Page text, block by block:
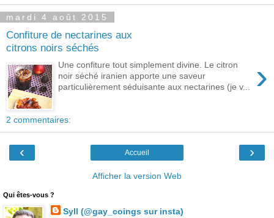
mardi 4 août 2015
Confiture de nectarines aux
citrons noirs séchés
›
Une confiture tout simplement divine. Le citron
noir séché iranien apporte une saveur
particulièrement séduisante aux nectarines (je v...
2 commentaires:
‹ ›
Accueil
Afficher la version Web
Qui êtes-vous ?
Syll (@gay_coings sur insta)